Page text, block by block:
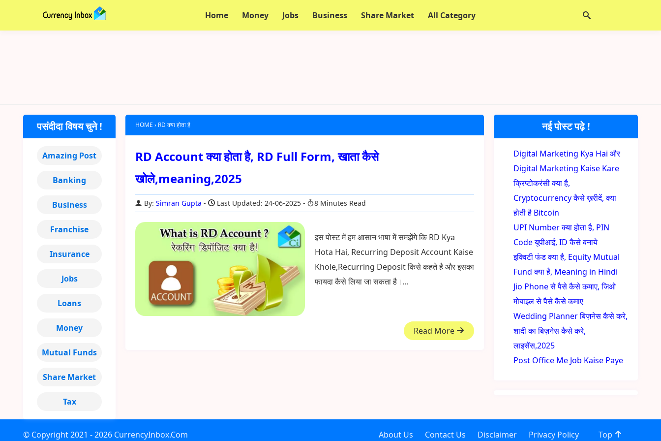
Home Money Jobs Business Share Market All Category
HOME › RD क्या होता है
RD Account क्या होता है, RD Full Form, खाता कैसे
खोले,meaning,2025
By:Simran Gupta Last Updated: 24-06-2025 8 Minutes Read
इस पोस्ट में हम आसान भाषा में समझेंगे कि RD Kya
Hota Hai, Recurring Deposit Account Kaise
Khole,Recurring Deposit किसे कहते है और इसका
फायदा कैसे लिया जा सकता है।...
Read More
नई पोस्ट पढ़े !
Digital Marketing Kya Hai और
Digital Marketing Kaise Kare
क्रिप्टोकरंसी क्या है,
Cryptocurrency कैसे ख़रीदें, क्या
होती है Bitcoin
UPI Number क्या होता है, PIN
Code यूपीआई, ID कैसे बनाये
इक्विटी फंड क्या है, Equity Mutual
Fund क्या है, Meaning in Hindi
Jio Phone से पैसे कैसे कमाए, जिओ
मोबाइल से पैसे कैसे कमाए
Wedding Planner बिज़नेस कैसे करे,
शादी का बिज़नेस कैसे करे,
लाइसेंस,2025
Post Office Me Job Kaise Paye
पसंदीदा विषय चुने !
Amazing Post
Banking
Business
Franchise
Insurance
Jobs
Loans
Money
Mutual Funds
Share Market
Tax
© Copyright2021 - 2026 CurrencyInbox.Com About Us Contact Us Disclaimer Privacy Policy Top